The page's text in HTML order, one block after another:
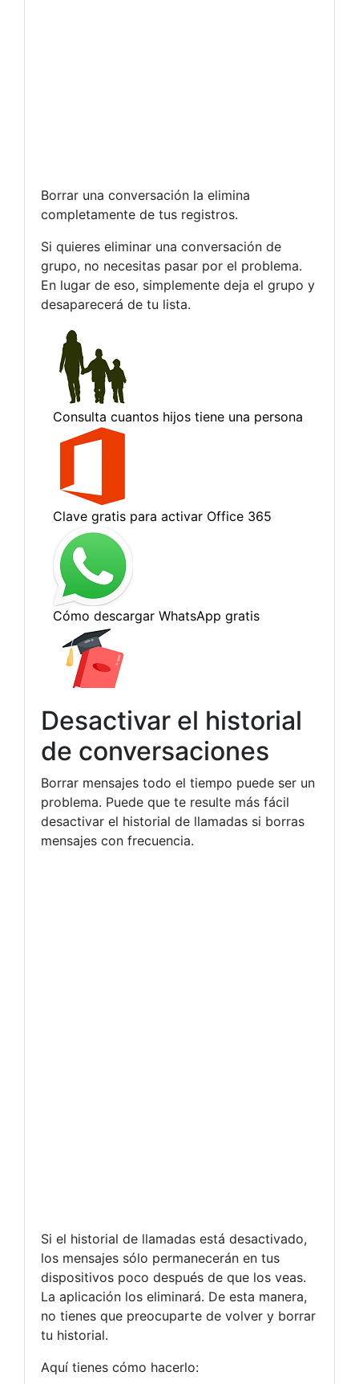
Borrar una conversación la elimina
completamente de tus registros.
Si quieres eliminar una conversación de
grupo, no necesitas pasar por el problema.
En lugar de eso, simplemente deja el grupo y
desaparecerá de tu lista.
Desactivar el historial
de conversaciones
Borrar mensajes todo el tiempo puede ser un
problema. Puede que te resulte más fácil
desactivar el historial de llamadas si borras
mensajes con frecuencia.
Si el historial de llamadas está desactivado,
los mensajes sólo permanecerán en tus
dispositivos poco después de que los veas.
La aplicación los eliminará. De esta manera,
no tienes que preocuparte de volver y borrar
tu historial.
Aquí tienes cómo hacerlo: